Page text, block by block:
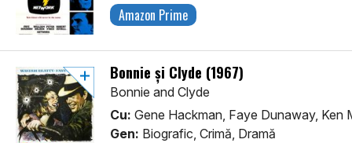
Amazon Prime
Bonnie și Clyde (1967)
Bonnie and Clyde
Cu: Gene Hackman, Faye Dunaway, Ken
Gen: Biografic, Crimă, Dramă